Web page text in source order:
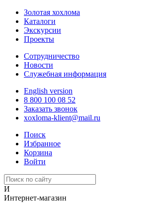
Золотая хохлома
Каталоги
Экскурсии
Проекты
Сотрудничество
Новости
Служебная информация
English version
8 800 100 08 52
Заказать звонок
xoxloma-klient@mail.ru
Поиск
Избранное
Корзина
Войти
И
Интернет-магазин